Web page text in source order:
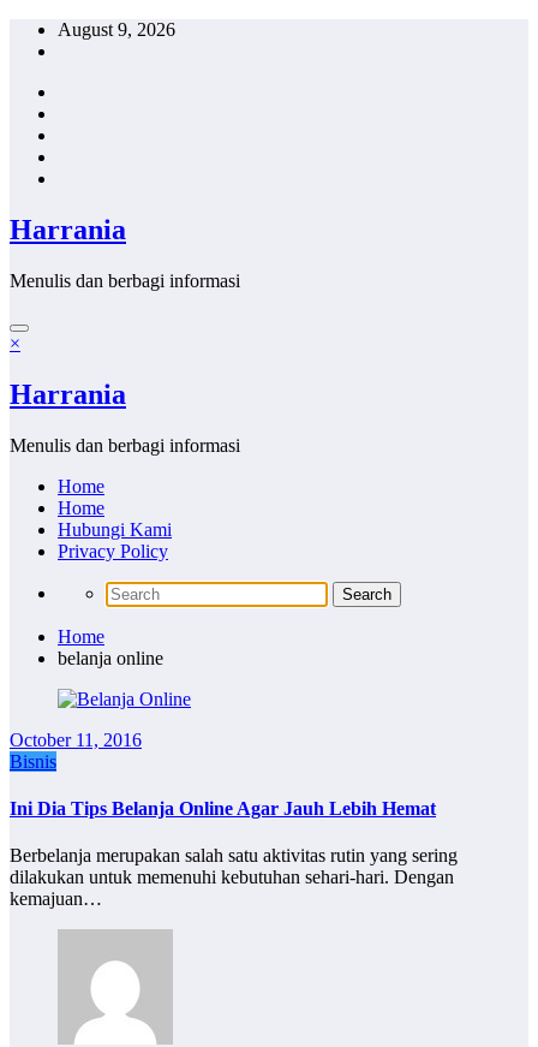
Skip
August 9, 2026
Harrania
Menulis dan berbagi informasi
×
Harrania
Menulis dan berbagi informasi
Home
Home
Hubungi Kami
Privacy Policy
Home
belanja online
October 11, 2016
Bisnis
Ini Dia Tips Belanja Online Agar Jauh Lebih Hemat
Berbelanja merupakan salah satu aktivitas rutin yang sering
dilakukan untuk memenuhi kebutuhan sehari-hari. Dengan
kemajuan…